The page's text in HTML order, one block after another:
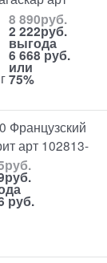
8 890руб.
2 222руб.
выгода
6 668 руб.
или
75%
Французский
арт 102813-
руб.
руб.
руб.